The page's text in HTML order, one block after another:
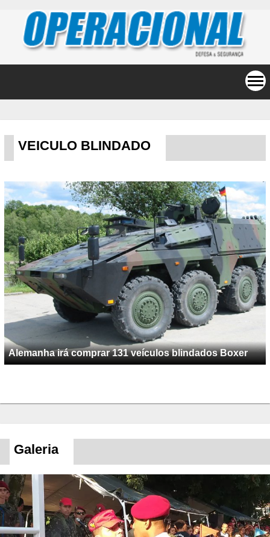
VEICULO BLINDADO
Alemanha irá comprar 131 veículos blindados Boxer
Galeria